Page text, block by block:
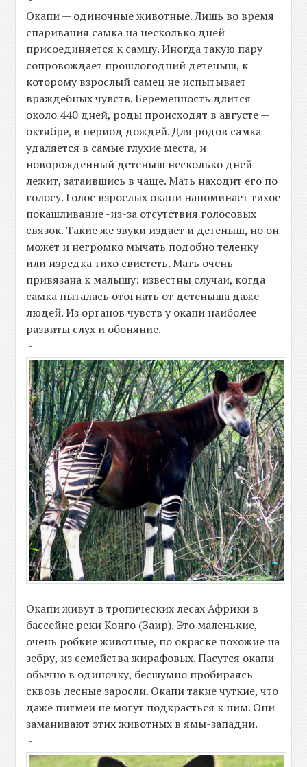
Окапи — одиночные животные. Лишь во время
спаривания самка на несколько дней
присоединяется к самцу. Иногда такую пару
сопровождает прошлогодний детеныш, к
которому взрослый самец не испытывает
враждебных чувств. Беременность длится
около 440 дней, роды происходят в августе —
октябре, в период дождей. Для родов самка
удаляется в самые глухие места, и
новорожденный детеныш несколько дней
лежит, затаившись в чаще. Мать находит его по
голосу. Голос взрослых окапи напоминает тихое
покашливание -из-за отсутствия голосовых
связок. Такие же звуки издает и детеныш, но он
может и негромко мычать подобно теленку
или изредка тихо свистеть. Мать очень
привязана к малышу: известны случаи, когда
самка пыталась отогнать от детеныша даже
людей. Из органов чувств у окапи наиболее
развиты слух и обоняние.
-
-
Окапи живут в тропических лесах Африки в
бассейне реки Конго (Заир). Это маленькие,
очень робкие животные, по окраске похожие на
зебру, из семейства жирафовых. Пасутся окапи
обычно в одиночку, бесшумно пробираясь
сквозь лесные заросли. Окапи такие чуткие, что
даже пигмеи не могут подкрасться к ним. Они
заманивают этих животных в ямы-западни.
-